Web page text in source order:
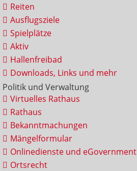
Reiten
Ausflugsziele
Spielplätze
Aktiv
Hallenfreibad
Downloads, Links und mehr
Politik und Verwaltung
Virtuelles Rathaus
Rathaus
Bekanntmachungen
Mängelformular
Onlinedienste und eGovernment
Ortsrecht